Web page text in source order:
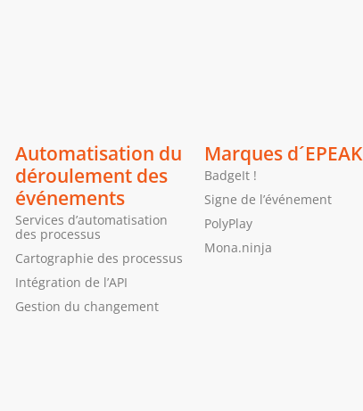
Automatisation du
déroulement des
événements
Services d’automatisation
des processus
Cartographie des processus
Intégration de l’API
Gestion du changement
Marques d´EPEAK
BadgeIt !
Signe de l’événement
PolyPlay
Mona.ninja